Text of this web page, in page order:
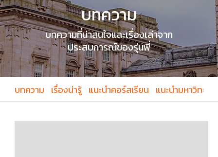
บทความ
บทความที่น่าสนใจและเรื่องเล่าจาก
ประสบการณ์ของรุ่นพี่
บทความ เรื่องน่ารู้ แนะนำคอร์สเรียน แนะนำมหาวิทยา